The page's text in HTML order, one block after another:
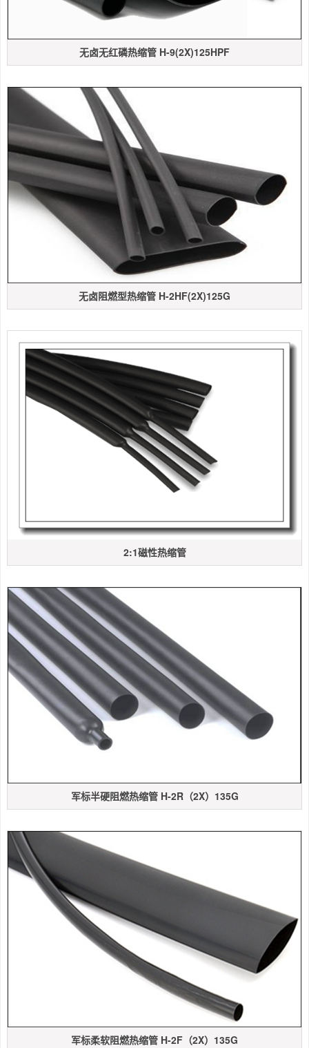
无卤无红磷热缩管 H-9(2X)125HPF
无卤阻燃型热缩管 H-2HF(2X)125G
2:1磁性热缩管
军标半硬阻燃热缩管 H-2R（2X）135G
军标柔软阻燃热缩管 H-2F（2X）135G